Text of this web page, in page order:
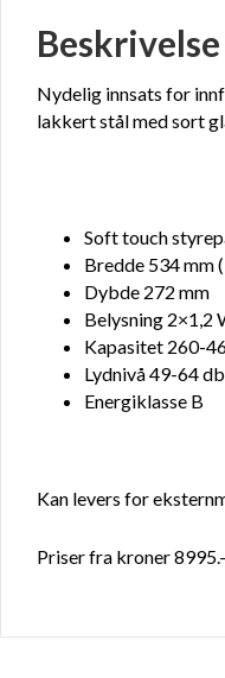
Beskrivelse
Nydelig innsats for
lakkert stål med sort
Soft touch
Bredde 534 mm
Dybde 272 mm
Belysning 2×1,2
Kapasitet 260-
Lydnivå 49-64
Energiklasse B
Kan levers for
Priser fra kroner 8995.-